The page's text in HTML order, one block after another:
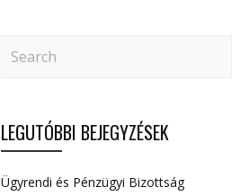
LEGUTÓBBI BEJEGYZÉSEK
Ügyrendi és Pénzügyi Bizottság